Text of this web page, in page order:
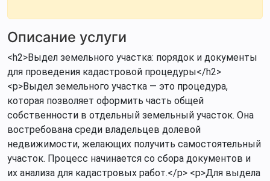
Описание услуги
<h2>Выдел земельного участка: порядок и документы
для проведения кадастровой процедуры</h2>
<p>Выдел земельного участка — это процедура,
которая позволяет оформить часть общей
собственности в отдельный земельный участок. Она
востребована среди владельцев долевой
недвижимости, желающих получить самостоятельный
участок. Процесс начинается со сбора документов и
их анализа для кадастровых работ.</p> <p>Для выдела